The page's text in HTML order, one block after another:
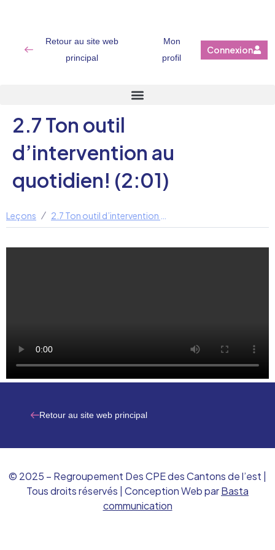
Retour au site web
principal
Mon
profil
Connexion
2.7 Ton outil
d’intervention au
quotidien! (2:01)
Leçons
Retour au site web principal
© 2025 – Regroupement Des CPE des Cantons de l’est |
Tous droits réservés | Conception Web parBasta
communication